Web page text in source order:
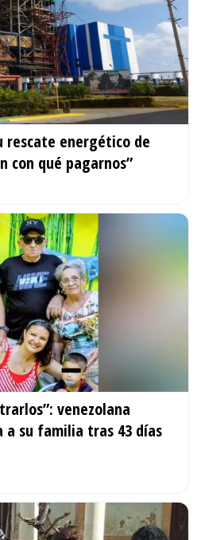
rescate energético de
con qué pagarnos”
venezolana
su familia tras 43 días